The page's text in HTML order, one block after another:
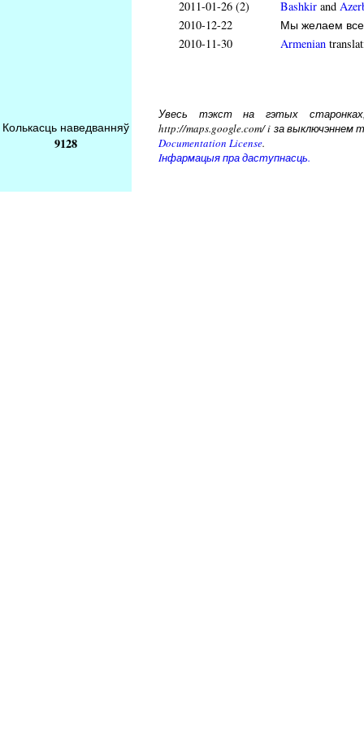
2011-01-26 (2)
Bashkir and
2010-12-22
Мы желаем
2010-11-30
Armenian
Колькасць наведванняў
9128
Увесь тэкст на гэтых
http://maps.google.com/ i за
Documentation License.
Iнфармацыя пра даступнасць.